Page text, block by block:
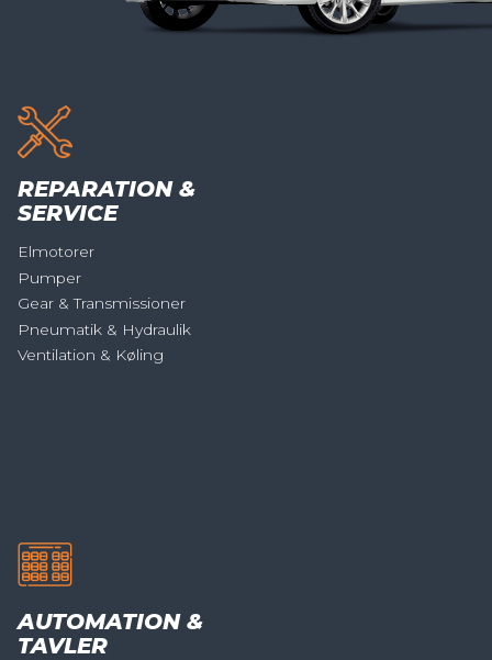
REPARATION &
SERVICE
Elmotorer
Pumper
Gear & Transmissioner
Pneumatik & Hydraulik
Ventilation & Køling
AUTOMATION &
TAVLER